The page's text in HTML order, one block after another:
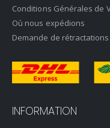
Conditions Générales de
Où nous expédions
Demande de
INFORMATION